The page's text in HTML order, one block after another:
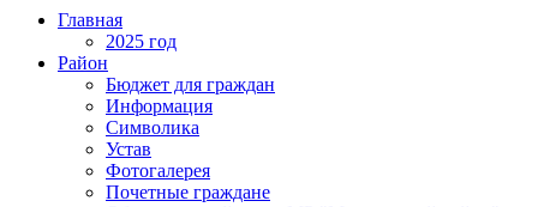
Главная
2025 год
Район
Бюджет для граждан
Информация
Символика
Устав
Фотогалерея
Почетные граждане